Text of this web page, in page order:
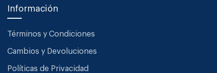
Información
Términos y Condiciones
Cambios y Devoluciones
Políticas de Privacidad